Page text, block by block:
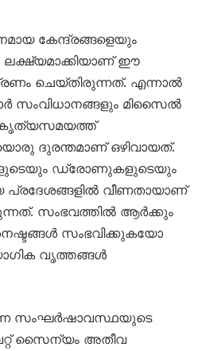
കേന്ദ്രങ്ങളെയും
ഈ
ചെയ്തിരുന്നത്. എന്നാൽ
സംവിധാനങ്ങളും മിസൈൽ
കൃത്യസമയത്ത്
ദുരന്തമാണ് ഒഴിവായത്.
ഡ്രോണുകളുടെയും
പ്രദേശങ്ങളിൽ വീണതായാണ്
സംഭവത്തിൽ ആർക്കും
സംഭവിക്കുകയോ
വൃത്തങ്ങൾ
സംഘർഷാവസ്ഥയുടെ
സൈന്യം അതീവ